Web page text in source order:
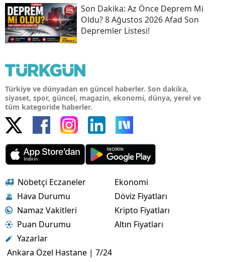
Son Daki̇ka: Az Önce Deprem Mi
Oldu? 8 Ağustos 2026 Afad Son
Depremler Listesi!
Türkiye ve dünyadan en güncel haberler. Son dakika,
siyaset, spor, güncel, magazin, ekonomi, dünya, yerel ve
tüm kategoride haberler.
Nöbetçi Eczaneler
Hava Durumu
Namaz Vakitleri
Puan Durumu
Yazarlar
Ankara Özel Hastane | 7/24
Ekonomi
Döviz Fiyatları
Kripto Fiyatları
Altın Fiyatları